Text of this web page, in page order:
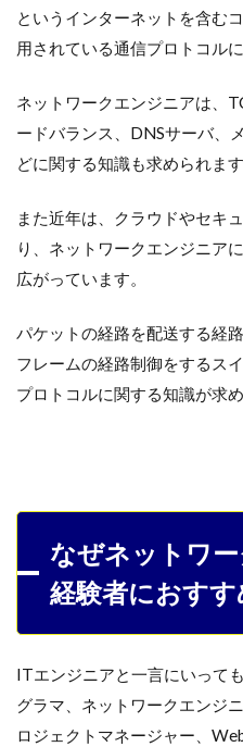
というインターネットを含む
用されている通信プロトコル
ネットワークエンジニアは、
ードバランス、DNSサーバ、
どに関する知識も求められます
また近年は、クラウドやセキ
り、ネットワークエンジニア
広がっています。
パケットの経路を配送する経
フレームの経路制御をするス
プロトコルに関する知識が求め
なぜネットワ
経験者におすす
ITエンジニアと一言にいって
グラマ、ネットワークエンジ
ロジェクトマネージャー、